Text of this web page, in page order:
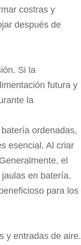
costras y
después de
Si la
futura y
la
ordenadas,
esencial. Al criar
el
en batería.
para los
y entradas de aire.